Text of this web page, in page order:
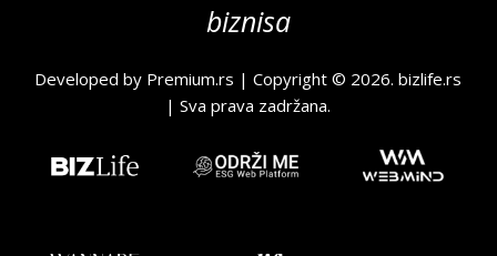
biznisa
Developed by Premium.rs | Copyright © 2026.bizlife.rs
| Sva prava zadržana.